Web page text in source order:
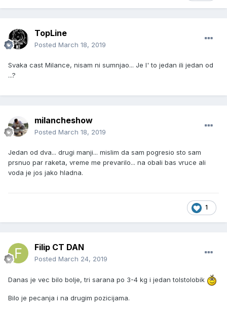
TopLine
Posted March 18, 2019
Svaka cast Milance, nisam ni sumnjao... Je l' to jedan ili jedan od
...?
milancheshow
Posted March 18, 2019
Jedan od dva... drugi manji... mislim da sam pogresio sto sam
prsnuo par raketa, vreme me prevarilo... na obali bas vruce ali
voda je jos jako hladna.
1
Filip CT DAN
Posted March 24, 2019
Danas je vec bilo bolje, tri sarana po 3-4 kg i jedan tolstolobik
Bilo je pecanja i na drugim pozicijama.